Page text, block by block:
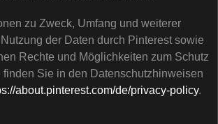
zu Zweck, Umfang und weiterer
der Daten durch Pinterest sowie
Rechte und Möglichkeiten zum Schutz
finden Sie in den Datenschutzhinweisen
about.pinterest.com/de/privacy-policy.